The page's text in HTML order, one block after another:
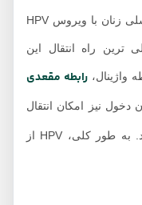
HPV است. پس راه‌های انتقال زگیل تناسلی زنان با ویروس HPV
راه انتقال این
رابطه مقعدی
امکان انتقال
زگیل تناسلی به طرف مقابل وجود دارد. به طور کلی، HPV از